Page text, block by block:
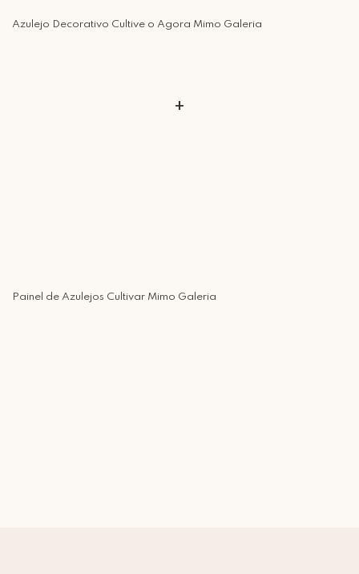
Azulejo Decorativo Cultive o Agora Mimo Galeria
+
Painel de Azulejos Cultivar Mimo Galeria